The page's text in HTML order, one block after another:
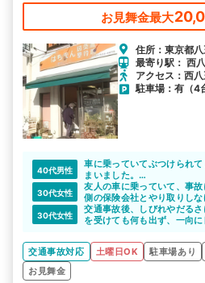
お見舞金最大
住所：東京都
最寄り駅： 西
アクセス：西
駐車場：有（4
40代男性
車に乗っていてぶつけられ
まいました。
こちらの話をよく聞いてい
らえました。病院とは違い
わりでも通えて本当に良かっ
30代女性
友人の車に乗っていて、事
側の保険会社とやり取りし
が、そのような対応をする
していいか困っていました
りについても相談にのって
何からやっていいか分から
りました。おかげさまで体調
30代女性
交通事故後、しびれやだる
を受けても何も出ず、一向
こちら色々説明してもらい、
じめました。あんなに良く
くほど回復して有難いです。
交通事故対応 土曜日OK 駐車場あり
お見舞金